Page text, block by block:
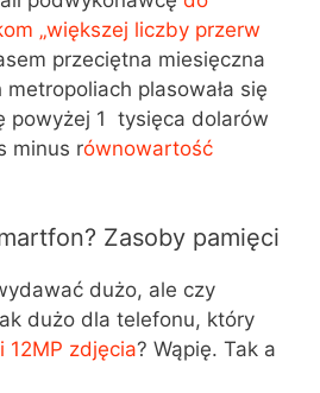
„większej liczby przerw
przeciętna miesięczna
plasowała się
powyżej 1 tysięca dolarów
minus równowartość
Zasoby pamięci
dużo, ale czy
dużo dla telefonu, który
12MP zdjęcia? Wąpię. Tak a